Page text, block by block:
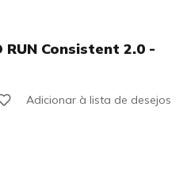
RUN Consistent 2.0 -
clienteAdicionar à lista de desejos